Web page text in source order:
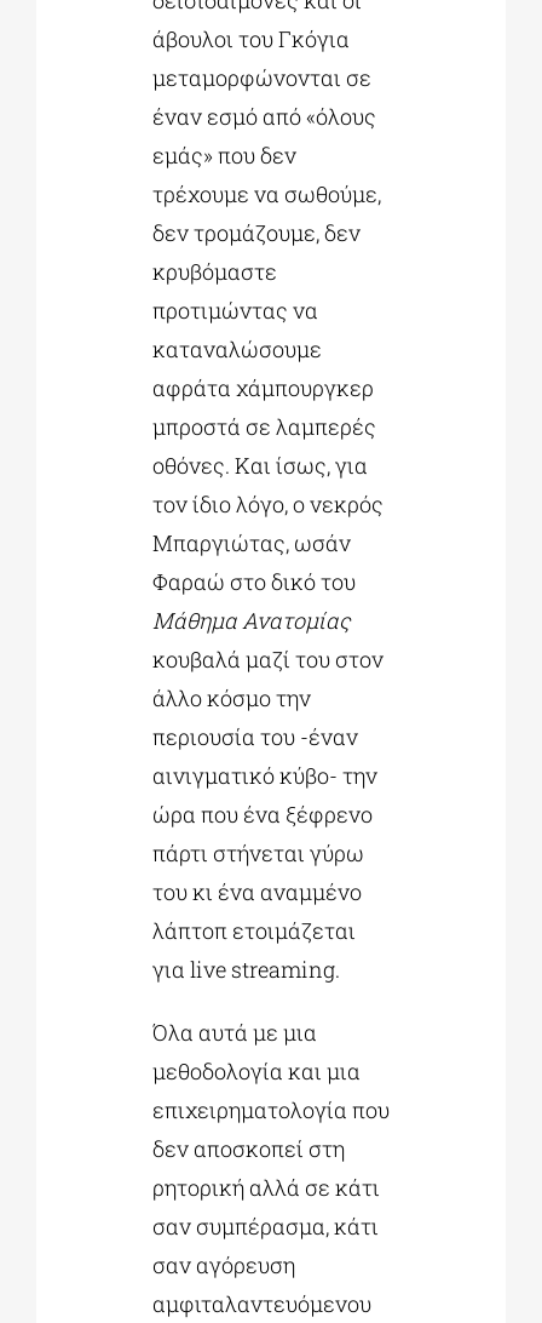
άβουλοι του Γκόγια
μεταμορφώνονται σε
έναν εσμό από «όλους
εμάς» που δεν
τρέχουμε να σωθούμε,
δεν τρομάζουμε, δεν
κρυβόμαστε
προτιμώντας να
καταναλώσουμε
αφράτα χάμπουργκερ
μπροστά σε λαμπερές
οθόνες. Και ίσως, για
τον ίδιο λόγο, ο νεκρός
Μπαργιώτας, ωσάν
Φαραώ στο δικό του
Μάθημα Ανατομίας
κουβαλά μαζί του στον
άλλο κόσμο την
περιουσία του -έναν
αινιγματικό κύβο- την
ώρα που ένα ξέφρενο
πάρτι στήνεται γύρω
του κι ένα αναμμένο
λάπτοπ ετοιμάζεται
για live streaming.
Όλα αυτά με μια
μεθοδολογία και μια
επιχειρηματολογία που
δεν αποσκοπεί στη
ρητορική αλλά σε κάτι
σαν συμπέρασμα, κάτι
σαν αγόρευση
αμφιταλαντευόμενου